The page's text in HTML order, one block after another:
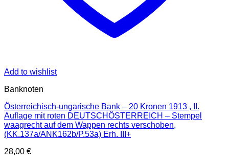
Add to wishlist
Banknoten
Österreichisch-ungarische Bank – 20 Kronen 1913 , II.
Auflage mit roten DEUTSCHÖSTERREICH – Stempel
waagrecht auf dem Wappen rechts verschoben,
(KK.137a/ANK162b/P.53a) Erh. III+
28,00 €